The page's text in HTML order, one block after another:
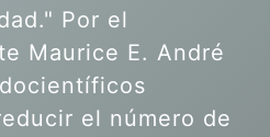
Por el
Maurice E. André
el número de